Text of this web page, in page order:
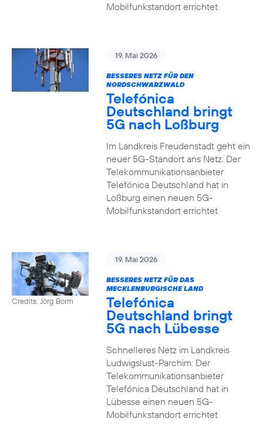
Mobilfunkstandort errichtet
19. Mai 2026
BESSERES NETZ FÜR DEN
NORDSCHWARZWALD
Telefónica
Deutschland bringt
5G nach Loßburg
Im Landkreis Freudenstadt geht ein
neuer 5G-Standort ans Netz: Der
Telekommunikationsanbieter
Telefónica Deutschland hat in
Loßburg einen neuen 5G-
Mobilfunkstandort errichtet
Credits: Jörg Borm
19. Mai 2026
BESSERES NETZ FÜR DAS
MECKLENBURGISCHE LAND
Telefónica
Deutschland bringt
5G nach Lübesse
Schnelleres Netz im Landkreis
Ludwigslust-Parchim: Der
Telekommunikationsanbieter
Telefónica Deutschland hat in
Lübesse einen neuen 5G-
Mobilfunkstandort errichtet